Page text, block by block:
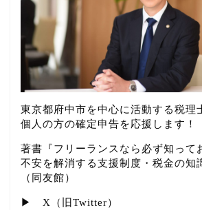
東京都府中市を中心に活動する税理
個人の方の確定申告を応援します！
著書『フリーランスなら必ず知って
不安を解消する支援制度・税金の知
（同友館）
▶ X（旧Twitter）